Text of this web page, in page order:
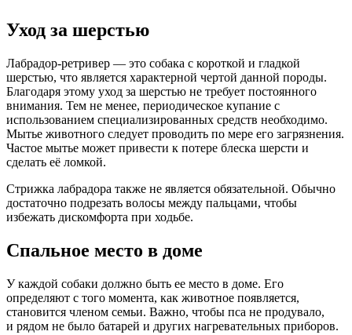
Уход за шерстью
Лабрадор-ретривер — это собака с короткой и гладкой
шерстью, что является характерной чертой данной породы.
Благодаря этому уход за шерстью не требует постоянного
внимания. Тем не менее, периодическое купание с
использованием специализированных средств необходимо.
Мытье животного следует проводить по мере его загрязнения.
Частое мытье может привести к потере блеска шерсти и
сделать её ломкой.
Стрижка лабрадора также не является обязательной. Обычно
достаточно подрезать волосы между пальцами, чтобы
избежать дискомфорта при ходьбе.
Спальное место в доме
У каждой собаки должно быть ее место в доме. Его
определяют с того момента, как животное появляется,
становится членом семьи. Важно, чтобы пса не продувало,
и рядом не было батарей и других нагревательных приборов.